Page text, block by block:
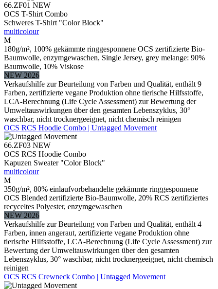
66.ZF01 NEW
OCS T-Shirt Combo
Schweres T-Shirt "Color Block"
multicolour
M
180g/m², 100% gekämmte ringgesponnene OCS zertifizierte Bio-
Baumwolle, enzymgewaschen, Single Jersey, grey melange: 90%
Baumwolle, 10% Viskose
NEW 2026
Verkaufshilfe zur Beurteilung von Farben und Qualität, enthält 9
Farben, zertifizierte vegane Produktion ohne tierische Hilfsstoffe,
LCA-Berechnung (Life Cycle Assessment) zur Bewertung der
Umweltauswirkungen über den gesamten Lebenszyklus, 30°
waschbar, nicht trocknergeeignet, nicht chemisch reinigen
OCS RCS Hoodie Combo | Untagged Movement
66.ZF03 NEW
OCS RCS Hoodie Combo
Kapuzen Sweater "Color Block"
multicolour
M
350g/m², 80% einlaufvorbehandelte gekämmte ringgesponnene
OCS Blended zertifizierte Bio-Baumwolle, 20% RCS zertifiziertes
recyceltes Polyester, enzymgewaschen
NEW 2026
Verkaufshilfe zur Beurteilung von Farben und Qualität, enthält 4
Farben, innen angeraut, zertifizierte vegane Produktion ohne
tierische Hilfsstoffe, LCA-Berechnung (Life Cycle Assessment) zur
Bewertung der Umweltauswirkungen über den gesamten
Lebenszyklus, 30° waschbar, nicht trocknergeeignet, nicht chemisch
reinigen
OCS RCS Crewneck Combo | Untagged Movement